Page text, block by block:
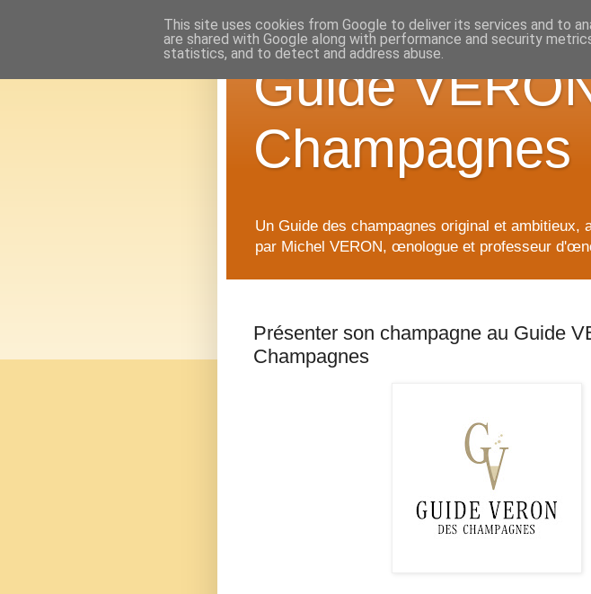
Guide
Champagnes
Un Guide des champagnes original et
par Michel VERON, œnologue et professeur
Présenter son champagne au Guide
Champagnes
This site uses cookies from Google to deliver its services and to
are shared with Google along with performance and security
statistics, and to detect and address abuse.